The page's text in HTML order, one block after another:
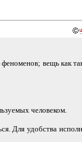
вещь как
человеком.
Для удобства